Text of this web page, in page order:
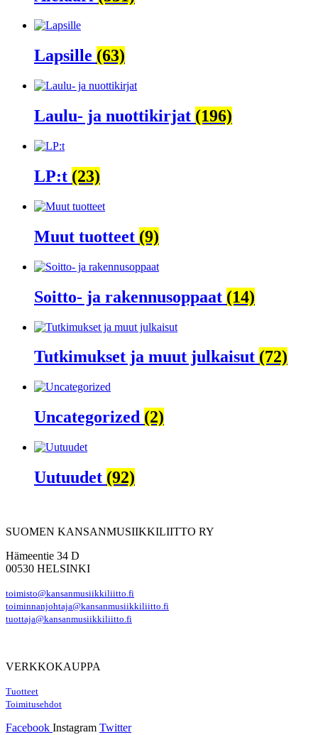
Lapsille (63)
Laulu- ja nuottikirjat (196)
LP:t (23)
Muut tuotteet (9)
Soitto- ja rakennusoppaat (14)
Tutkimukset ja muut julkaisut (72)
Uncategorized (2)
Uutuudet (92)
SUOMEN KANSANMUSIIKKILIITTO RY
Hämeentie 34 D
00530 HELSINKI
toimisto@kansanmusiikkiliitto.fi
toiminnanjohtaja@kansanmusiikkiliitto.fi
tuottaja@kansanmusiikkiliitto.fi
VERKKOKAUPPA
Tuotteet
Toimitusehdot
Facebook Instagram Twitter